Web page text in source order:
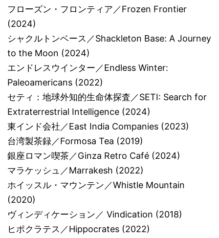
フローズン・フロンティア／Frozen Frontier
(2024)
シャクルトンベース／Shackleton Base: A Journey
to the Moon (2024)
エンドレスウインター／Endless Winter:
Paleoamericans (2022)
セティ：地球外知的生命体探査／SETI: Search for
Extraterrestrial Intelligence (2024)
東インド会社／East India Companies (2023)
台湾製茶録／Formosa Tea (2019)
銀座ロマン喫茶／Ginza Retro Café (2024)
マラケッシュ／Marrakesh (2022)
ホイッスル・マウンテン／Whistle Mountain
(2020)
ヴィンディケーション／ Vindication (2018)
ヒポクラテス／Hippocrates (2022)